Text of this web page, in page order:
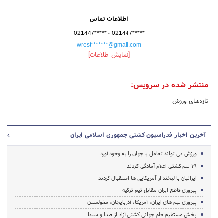
اطلاعات تماس
021447***** - 021447*****
wrest*******@gmail.com
[نمایش اطلاعات]
منتشر شده در سرویس:
تازه‌های ورزش
آخرین اخبار فدراسیون کشتی جمهوری اسلامی ایران
ورزش می تواند تعامل با جهان را به وجود آورد
19 تیم کشتی اعلام آمادگی کردند
ایرانیان با لبخند از آمریکایی ها استقبال کردند
پیروزی قاطع ایران مقابل تیم ترکیه
پیروزی تیم های ایران، آمریکا، آذربایجان، مغولستان
پخش مستقیم جام جهانی کشتی آزاد از صدا و سیما